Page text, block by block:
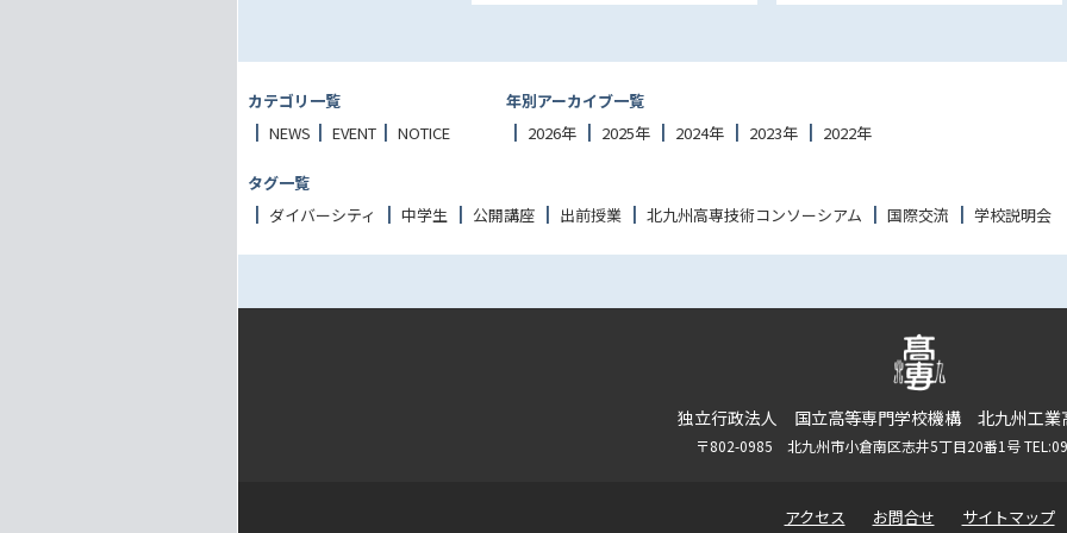
カテゴリ一覧
NEWS
EVENT NOTICE
年別アーカイブ一覧
2026年
2025年 2024年 2023年 2022年
タグ一覧
ダイバーシティ
中学生 公開講座 出前授業 北九州高専技術コンソーシアム 国際交流 学校説明会
独立行政法人 国立高等専門学校機構 北九州工業
〒802-0985 北九州市小倉南区志井5丁目20番1号
アクセス お問合せ サイトマップ